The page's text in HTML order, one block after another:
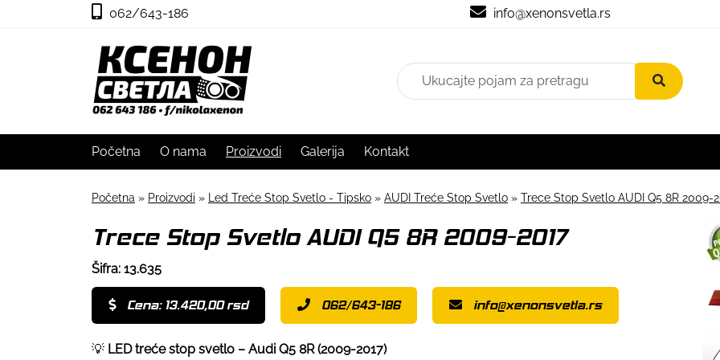
062/643-186 info@xenonsvetla.rs
Početna O nama Proizvodi Galerija Kontakt
Početna » Proizvodi » Led Treće Stop Svetlo - Tipsko » AUDI Treće Stop Svetlo » Trece Stop Svetlo AUDI Q5 8R 2009-
Trece Stop Svetlo AUDI Q5 8R 2009-2017
Šifra: 13.635
Cena: 13.420,00 rsd 062/643-186 info@xenonsvetla.rs
💡 LED treće stop svetlo – Audi Q5 8R (2009-2017)